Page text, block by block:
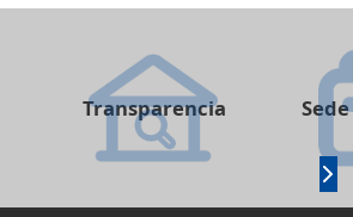
Transparencia